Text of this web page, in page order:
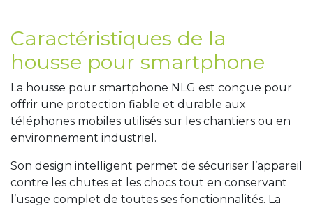
Caractéristiques de la
housse pour smartphone
La housse pour smartphone NLG est conçue pour
offrir une protection fiable et durable aux
téléphones mobiles utilisés sur les chantiers ou en
environnement industriel.
Son design intelligent permet de sécuriser l’appareil
contre les chutes et les chocs tout en conservant
l’usage complet de toutes ses fonctionnalités. La